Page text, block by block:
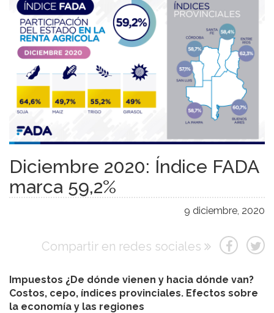
Diciembre 2020: Índice FADA
marca 59,2%
9 diciembre, 2020
Compartir en redes sociales
Impuestos ¿De dónde vienen y hacia dónde van?
Costos, cepo, índices provinciales. Efectos sobre
la economía y las regiones